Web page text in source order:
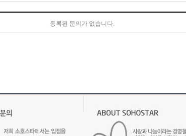
등록된 문의가 없습니다.